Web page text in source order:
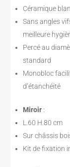
Céramique
Sans angles
meilleure
Percé au
standard
Monobloc
d’étanchéité
Miroir :
L.60 H.80 cm
Sur châssis
Kit de fixation